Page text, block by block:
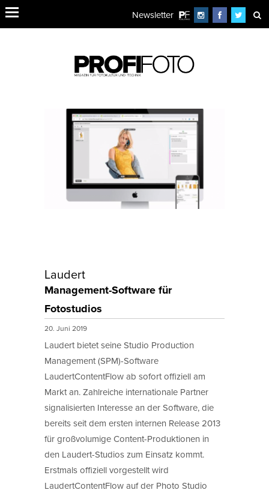
Newsletter
Laudert
Management-Software für
Fotostudios
20. Juni 2019
Laudert bietet seine Studio Production
Management (SPM)-Software
LaudertContentFlow ab sofort offiziell am
Markt an. Zahlreiche internationale Partner
signalisierten Interesse an der Software, die
bereits seit dem ersten internen Release 2013
für großvolumige Content-Produktionen in
den Laudert-Studios zum Einsatz kommt.
Erstmals offiziell vorgestellt wird
LaudertContentFlow auf der Photo Studio